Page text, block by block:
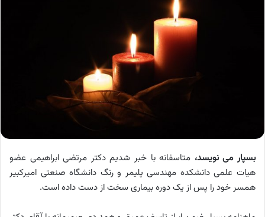
بسپار می نویسد، متاسفانه با خبر شدیم دکتر مرتضی ابراهیمی عضو
هیات علمی دانشکده مهندسی پلیمر و رنگ دانشگاه صنعتی امیرکبیر
همسر خود را پس از یک دوره بیماری سخت از دست داده است.